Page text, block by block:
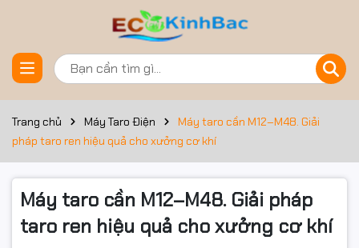
Trang chủ Máy Taro Điện
Máy taro cần M12–M48. Giải
pháp taro ren hiệu quả cho xưởng cơ khí
Máy taro cần M12–M48. Giải pháp
taro ren hiệu quả cho xưởng cơ khí
Đặt trước sản phẩm